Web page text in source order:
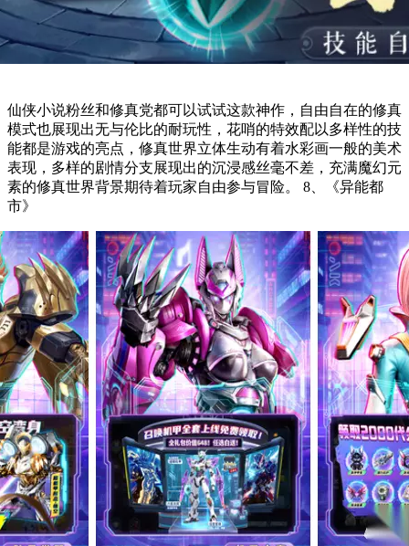
仙侠小说粉丝和修真党都可以试试这款神作，自由自在的修真
模式也展现出无与伦比的耐玩性，花哨的特效配以多样性的技
能都是游戏的亮点，修真世界立体生动有着水彩画一般的美术
表现，多样的剧情分支展现出的沉浸感丝毫不差，充满魔幻元
素的修真世界背景期待着玩家自由参与冒险。 8、《异能都
市》